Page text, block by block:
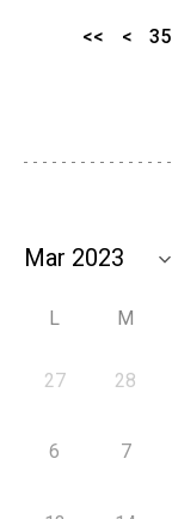
<< < 35
L M
27 28
6 7